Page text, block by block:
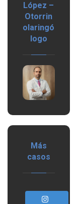
López –
Otorrin
olaringó
logo
Más
casos